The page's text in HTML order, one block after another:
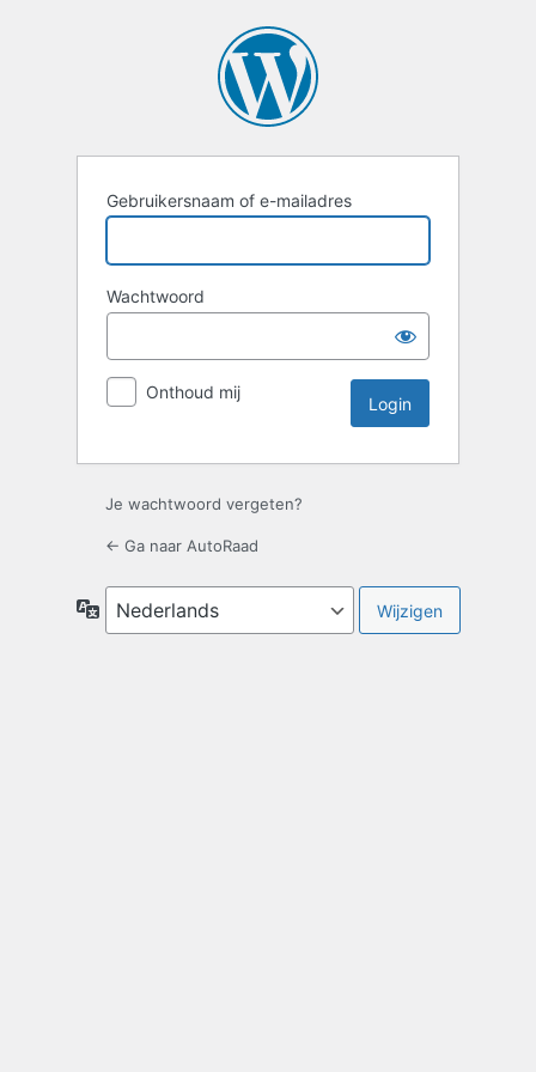
Gebruikersnaam of e-mailadres
Wachtwoord
Onthoud mij
Je wachtwoord vergeten?
← Ga naar AutoRaad
Taal